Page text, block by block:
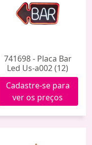
741698 - Placa Bar
Led Us-a002 (12)
Cadastre-se para
ver os preços